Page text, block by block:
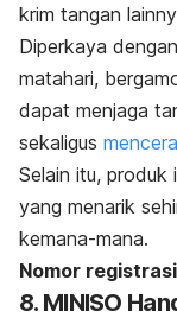
krim tangan
Diperkaya
matahari,
dapat menjaga
sekaligus
Selain itu, produk
yang menarik
kemana-mana.
Nomor registrasi
8. MINISO